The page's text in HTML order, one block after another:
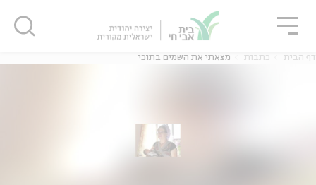
אנגלית
דף הבית כתבות מצאתי את השמים בתוכי
סגור